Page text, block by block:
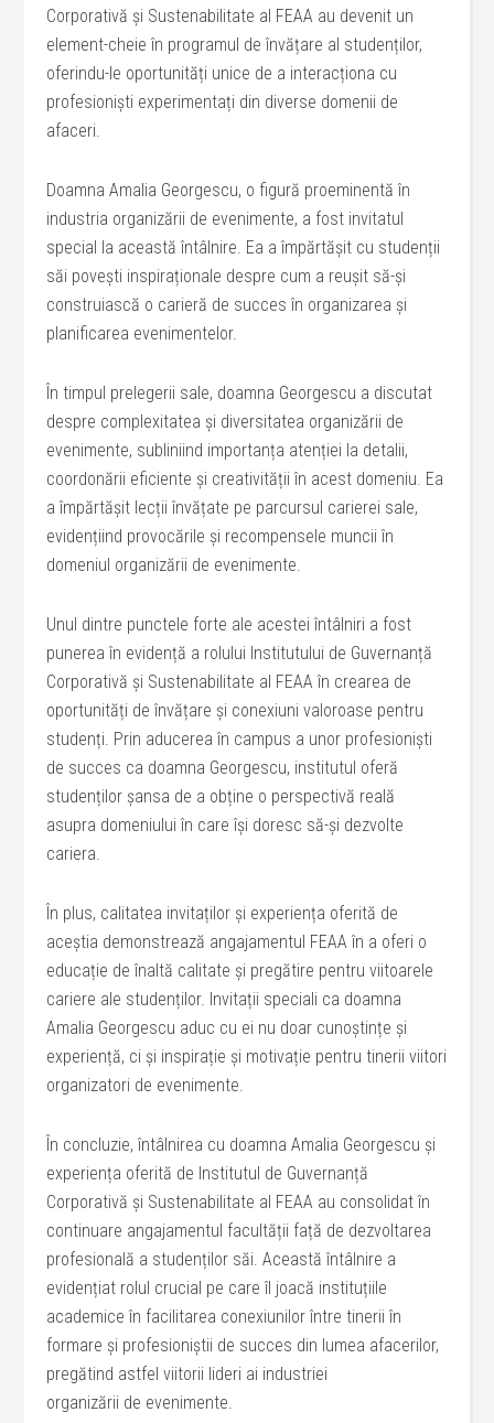
Corporativă și Sustenabilitate al FEAA au devenit un
element-cheie în programul de învățare al studenților,
oferindu-le oportunități unice de a interacționa cu
profesioniști experimentați din diverse domenii de
afaceri.
Doamna Amalia Georgescu, o figură proeminentă în
industria organizării de evenimente, a fost invitatul
special la această întâlnire. Ea a împărtășit cu studenții
săi povești inspiraționale despre cum a reușit să-și
construiască o carieră de succes în organizarea și
planificarea evenimentelor.
În timpul prelegerii sale, doamna Georgescu a discutat
despre complexitatea și diversitatea organizării de
evenimente, subliniind importanța atenției la detalii,
coordonării eficiente și creativității în acest domeniu. Ea
a împărtășit lecții învățate pe parcursul carierei sale,
evidențiind provocările și recompensele muncii în
domeniul organizării de evenimente.
Unul dintre punctele forte ale acestei întâlniri a fost
punerea în evidență a rolului Institutului de Guvernanță
Corporativă și Sustenabilitate al FEAA în crearea de
oportunități de învățare și conexiuni valoroase pentru
studenți. Prin aducerea în campus a unor profesioniști
de succes ca doamna Georgescu, institutul oferă
studenților șansa de a obține o perspectivă reală
asupra domeniului în care își doresc să-și dezvolte
cariera.
În plus, calitatea invitaților și experiența oferită de
aceștia demonstrează angajamentul FEAA în a oferi o
educație de înaltă calitate și pregătire pentru viitoarele
cariere ale studenților. Invitații speciali ca doamna
Amalia Georgescu aduc cu ei nu doar cunoștințe și
experiență, ci și inspirație și motivație pentru tinerii viitori
organizatori de evenimente.
În concluzie, întâlnirea cu doamna Amalia Georgescu și
experiența oferită de Institutul de Guvernanță
Corporativă și Sustenabilitate al FEAA au consolidat în
continuare angajamentul facultății față de dezvoltarea
profesională a studenților săi. Această întâlnire a
evidențiat rolul crucial pe care îl joacă instituțiile
academice în facilitarea conexiunilor între tinerii în
formare și profesioniștii de succes din lumea afacerilor,
pregătind astfel viitorii lideri ai industriei
organizării de evenimente.